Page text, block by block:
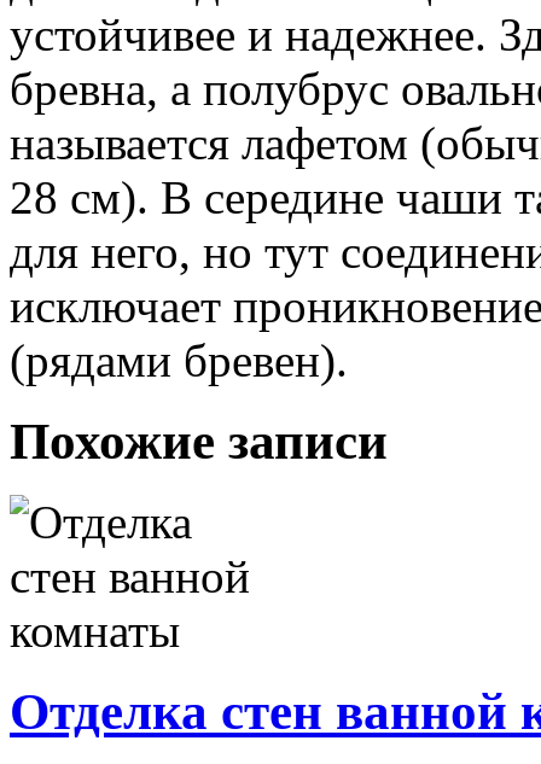
устойчивее и надежнее.
бревна, а полубрус
называется лафетом
28 см). В середине чаши
для него, но тут
исключает
(рядами бревен).
Похожие записи
Отделка стен ванной